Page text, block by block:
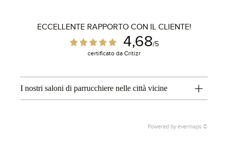
1
ECCELLENTE RAPPORTO CON IL CLIENTE!
4,68/5
certificato da Critizr
I nostri saloni di parrucchiere nelle città vicine
Powered by evermaps ©